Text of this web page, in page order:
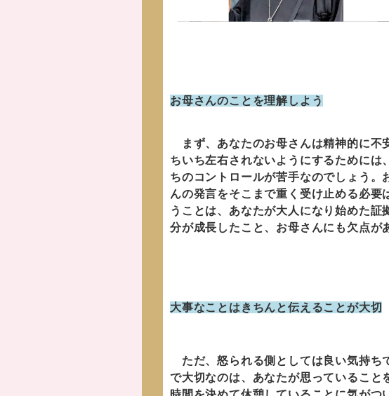
お母さんのことを理解しよう
まず、あなたのお母さんは精神的に不
ちいち左右されないようにするために
ちのコントロールが苦手なのでしょう
んの発言をそこまで重く受け止める必
うことは、あなたが大人になり始めた
分が成長したこと、お母さんにも欠点が
大事なことはきちんと伝えることが大切
ただ、怒られる側としては良い気持ち
で大切なのは、あなたが思っているこ